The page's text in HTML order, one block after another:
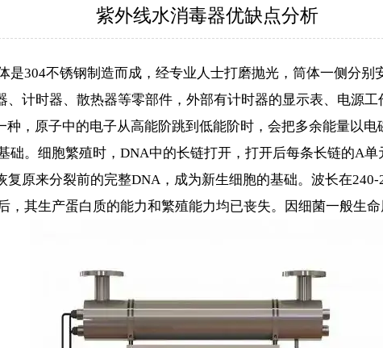
紫外线水消毒器优缺点分析
是304不锈钢制造而成，经专业人士打磨抛光，筒体一侧分
计时器、散热器等零部件，外部有计时器的显示表、电源工
，原子中的电子从高能阶跳到低能阶时，会把多余能量以电
础。细胞繁殖时，DNA中的长链打开，打开后每条长链的A
原来分裂前的完整DNA，成为新生细胞的基础。波长在
，其生产蛋白质的能力和繁殖能力均已丧失。因细菌一般生